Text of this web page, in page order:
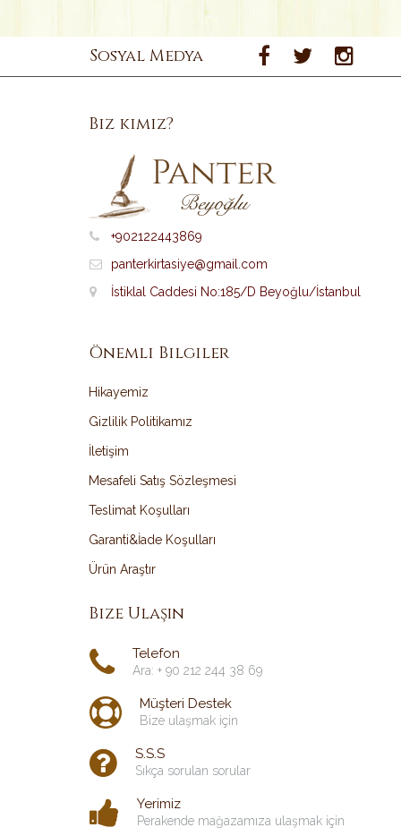
Sosyal Medya
Biz kimiz?
+902122443869
panterkirtasiye@gmail.com
İstiklal Caddesi No:185/D Beyoğlu/İstanbul
Önemli Bilgiler
Hikayemiz
Gizlilik Politikamız
İletişim
Mesafeli Satış Sözleşmesi
Teslimat Koşulları
Garanti&İade Koşulları
Ürün Araştır
Bize Ulaşın
Telefon
Ara: + 90 212 244 38 69
Müşteri Destek
Bize ulaşmak için
S.S.S
Sıkça sorulan sorular
Yerimiz
Perakende mağazamıza ulaşmak için